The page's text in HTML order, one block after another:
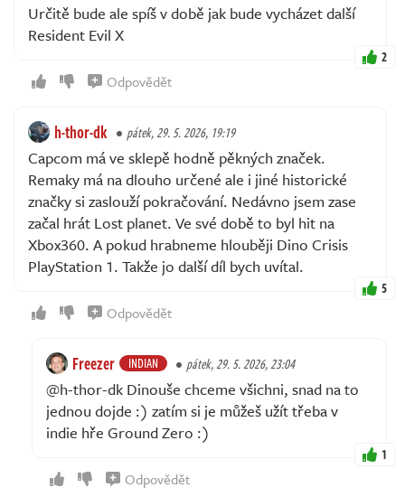
Určitě bude ale spíš v době jak bude vycházet další
Resident Evil X
2
Odpovědět
h-thor-dk pátek, 29. 5. 2026, 19:19
Capcom má ve sklepě hodně pěkných značek.
Remaky má na dlouho určené ale i jiné historické
značky si zaslouží pokračování. Nedávno jsem zase
začal hrát Lost planet. Ve své době to byl hit na
Xbox360. A pokud hrabneme hlouběji Dino Crisis
PlayStation 1. Takže jo další díl bych uvítal.
5
Odpovědět
Freezer INDIAN pátek, 29. 5. 2026, 23:04
@h-thor-dk Dinouše chceme všichni, snad na to
jednou dojde :) zatím si je můžeš užít třeba v
indie hře Ground Zero :)
1
Odpovědět